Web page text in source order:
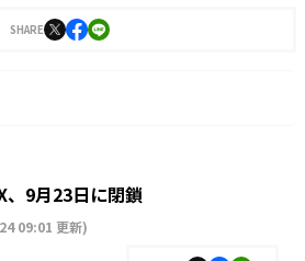
SHARE
9月23日に閉鎖
09:01 更新)